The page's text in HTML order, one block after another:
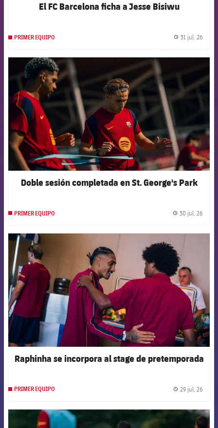
El FC Barcelona ficha a Jesse Bisiwu
PRIMER EQUIPO 31 jul. 26
FCB Barcelona badge
Doble sesión completada en St. George's Park
PRIMER EQUIPO 30 jul. 26
Raphinha se incorpora al stage de pretemporada
PRIMER EQUIPO 29 jul. 26
FCB Barcelona badge